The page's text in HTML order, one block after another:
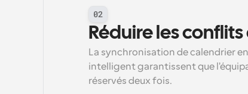
02
Réduire les
La synchronisation de calendrier
intelligent garantissent que
réservés deux fois.